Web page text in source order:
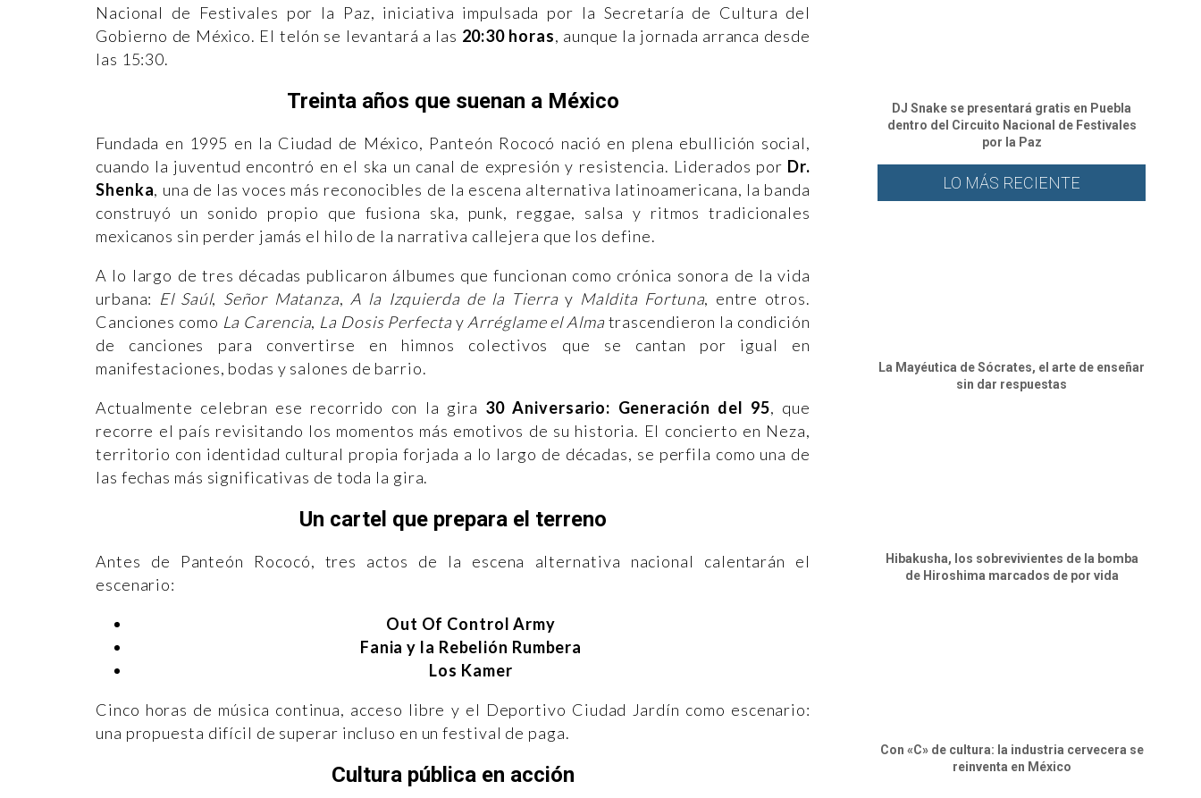
Nacional de Festivales por la Paz, iniciativa impulsada por la Secretaría de Cultura del
Gobierno de México. El telón se levantará a las 20:30 horas, aunque la jornada arranca desde
las 15:30.
Treinta años que suenan a México
Fundada en 1995 en la Ciudad de México, Panteón Rococó nació en plena ebullición social,
cuando la juventud encontró en el ska un canal de expresión y resistencia. Liderados por Dr.
Shenka, una de las voces más reconocibles de la escena alternativa latinoamericana, la banda
construyó un sonido propio que fusiona ska, punk, reggae, salsa y ritmos tradicionales
mexicanos sin perder jamás el hilo de la narrativa callejera que los define.
A lo largo de tres décadas publicaron álbumes que funcionan como crónica sonora de la vida
urbana: El Saúl, Señor Matanza, A la Izquierda de la Tierra y Maldita Fortuna, entre otros.
Canciones como La Carencia, La Dosis Perfecta y Arréglame el Alma trascendieron la condición
de canciones para convertirse en himnos colectivos que se cantan por igual en
manifestaciones, bodas y salones de barrio.
Actualmente celebran ese recorrido con la gira 30 Aniversario: Generación del 95, que
recorre el país revisitando los momentos más emotivos de su historia. El concierto en Neza,
territorio con identidad cultural propia forjada a lo largo de décadas, se perfila como una de
las fechas más significativas de toda la gira.
Un cartel que prepara el terreno
Antes de Panteón Rococó, tres actos de la escena alternativa nacional calentarán el
escenario:
Out Of Control Army
Fania y la Rebelión Rumbera
Los Kamer
Cinco horas de música continua, acceso libre y el Deportivo Ciudad Jardín como escenario:
una propuesta difícil de superar incluso en un festival de paga.
Cultura pública en acción
DJ Snake se presentará gratis en Puebla
dentro del Circuito Nacional de Festivales
por la Paz
LO MÁS RECIENTE
La Mayéutica de Sócrates, el arte de enseñar
sin dar respuestas
Hibakusha, los sobrevivientes de la bomba
de Hiroshima marcados de por vida
Con «C» de cultura: la industria cervecera se
reinventa en México